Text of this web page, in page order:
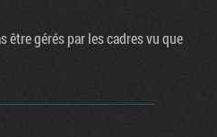
être gérés par les cadres vu que